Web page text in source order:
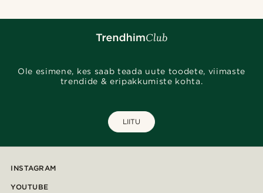
Ole esimene, kes saab teada uute toodete, viimaste
trendide & eripakkumiste kohta.
LIITU
INSTAGRAM
YOUTUBE